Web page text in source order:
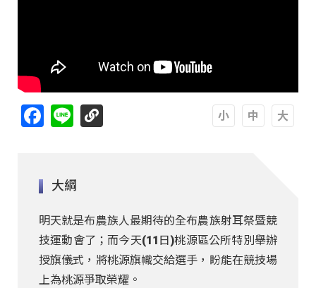
Facebook
Line
大綱
明天就是布農族人最期待的全布農族射耳祭暨競
技運動會了；而今天(11日)桃源區公所特別舉辦
授旗儀式，將桃源旗幟交給選手，盼能在競技場
上為桃源爭取榮耀。